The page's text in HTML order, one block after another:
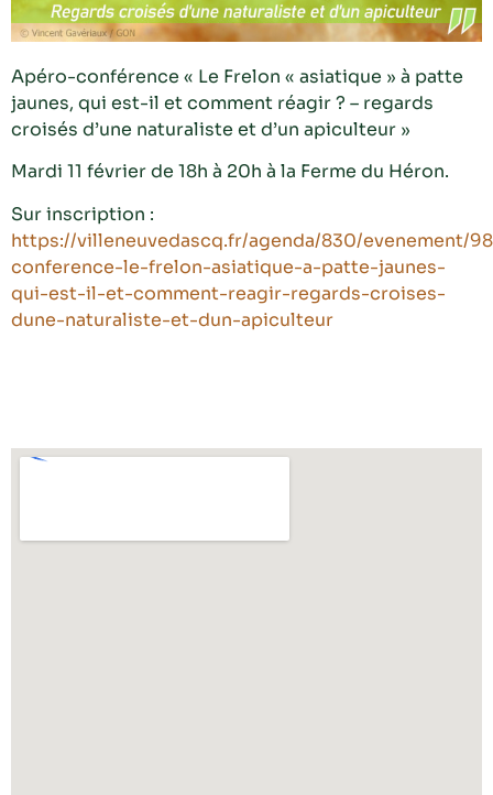
Apéro-conférence « Le Frelon « asiatique » à patte
jaunes, qui est-il et comment réagir ? – regards
croisés d’une naturaliste et d’un apiculteur »
Mardi 11 février de 18h à 20h à la Ferme du Héron.
Sur inscription :
https://villeneuvedascq.fr/agenda/830/evenement/
conference-le-frelon-asiatique-a-patte-jaunes-
qui-est-il-et-comment-reagir-regards-croises-
dune-naturaliste-et-dun-apiculteur